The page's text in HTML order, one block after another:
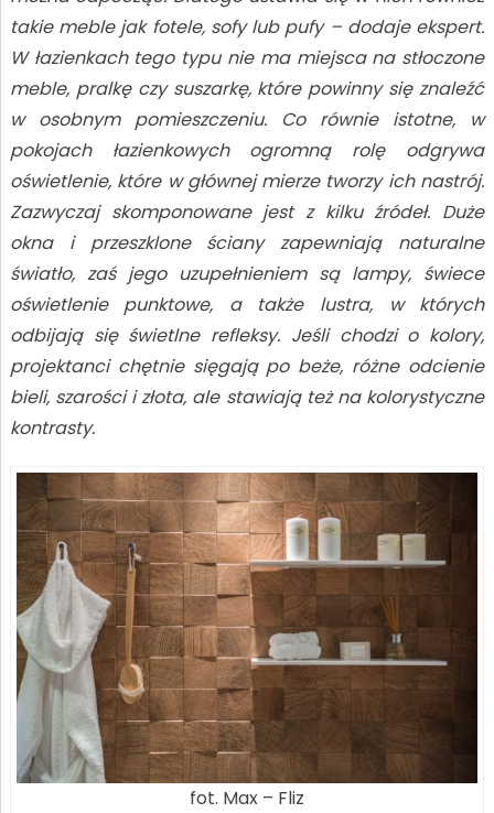
takie meble jak fotele, sofy lub pufy – dodaje ekspert.
W łazienkach tego typu nie ma miejsca na stłoczone
meble, pralkę czy suszarkę, które powinny się znaleźć
w osobnym pomieszczeniu. Co równie istotne, w
pokojach łazienkowych ogromną rolę odgrywa
oświetlenie, które w głównej mierze tworzy ich nastrój.
Zazwyczaj skomponowane jest z kilku źródeł. Duże
okna i przeszklone ściany zapewniają naturalne
światło, zaś jego uzupełnieniem są lampy, świece
oświetlenie punktowe, a także lustra,
w których
odbijają się świetlne refleksy. Jeśli chodzi o kolory,
projektanci chętnie sięgają po beże, różne odcienie
bieli, szarości i złota, ale stawiają też na kolorystyczne
kontrasty.
fot. Max – Fliz